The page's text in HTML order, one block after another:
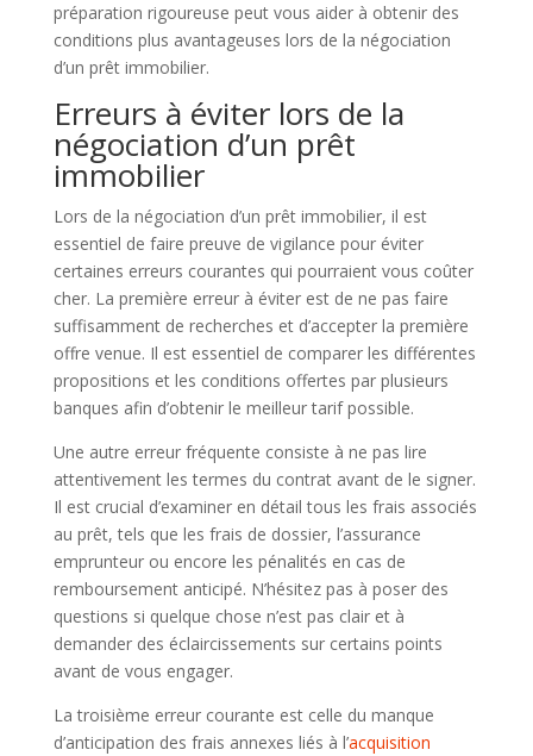
préparation rigoureuse peut vous aider à obtenir des
conditions plus avantageuses lors de la négociation
d’un prêt immobilier.
Erreurs à éviter lors de la
négociation d’un prêt
immobilier
Lors de la négociation d’un prêt immobilier, il est
essentiel de faire preuve de vigilance pour éviter
certaines erreurs courantes qui pourraient vous coûter
cher. La première erreur à éviter est de ne pas faire
suffisamment de recherches et d’accepter la première
offre venue. Il est essentiel de comparer les différentes
propositions et les conditions offertes par plusieurs
banques afin d’obtenir le meilleur tarif possible.
Une autre erreur fréquente consiste à ne pas lire
attentivement les termes du contrat avant de le signer.
Il est crucial d’examiner en détail tous les frais associés
au prêt, tels que les frais de dossier, l’assurance
emprunteur ou encore les pénalités en cas de
remboursement anticipé. N’hésitez pas à poser des
questions si quelque chose n’est pas clair et à
demander des éclaircissements sur certains points
avant de vous engager.
La troisième erreur courante est celle du manque
d’anticipation des frais annexes liés à l’acquisition